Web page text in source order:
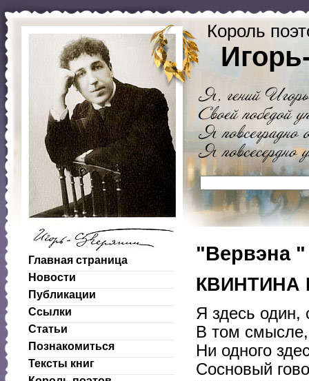
Король
Главная страница
Новости
Публикации
Ссылки
Статьи
Познакомиться
Тексты книг
"Вервэна "
КВИНТИНА
Я здесь один,
В том смысле,
Ни одного
Сосновый